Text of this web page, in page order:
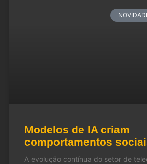
Modelos de IA criam
comportamentos
A evolução contínua do setor de